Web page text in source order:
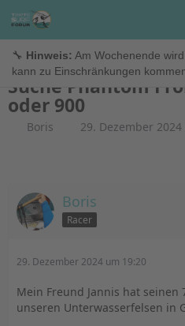
🔧 Hinweis: Am Wochenende
kann zu Einschränkungen
Suche
Suche Phantom
oder 900
Boris 29. Dezember
Boris
Racer
29. Dezember 2024 um 19:20
Mein Freund Jannis hat
unseren Unterwasserfelsen in